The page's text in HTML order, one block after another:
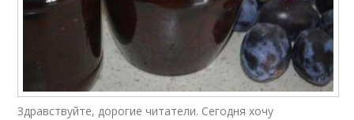
Здравствуйте, дорогие читатели. Сегодня хочу